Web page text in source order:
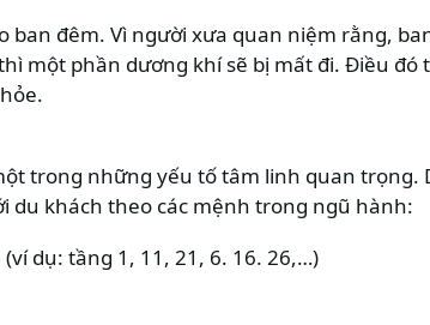
ban đêm. Vì người xưa quan niệm rằng,
một phần dương khí sẽ bị mất đi. Điều đó
trong những yếu tố tâm linh quan trọng.
du khách theo các mệnh trong ngũ hành:
dụ: tầng 1, 11, 21, 6. 16. 26,…)